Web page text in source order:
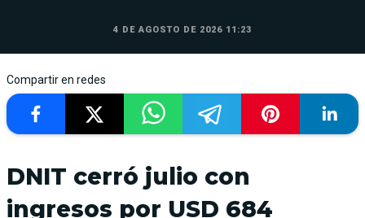
4 DE AGOSTO DE 2026 11:23
Compartir en redes
DNIT cerró julio con
ingresos por USD 684